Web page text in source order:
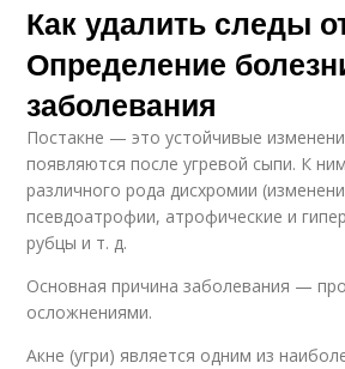
Средства от пятен
Пятна от акне
средства
Как удалить следы
Определение
заболевания
Постакне — это устойчивые
появляются после угревой сыпи. К
различного рода дисхромии
псевдоатрофии, атрофические и
рубцы и т. д.
Основная причина заболевания —
осложнениями.
Акне (угри) является одним из